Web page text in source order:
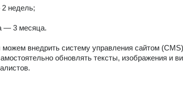
недель;
— 3 месяца.
внедрить систему управления сайтом
обновлять тексты, изображения и